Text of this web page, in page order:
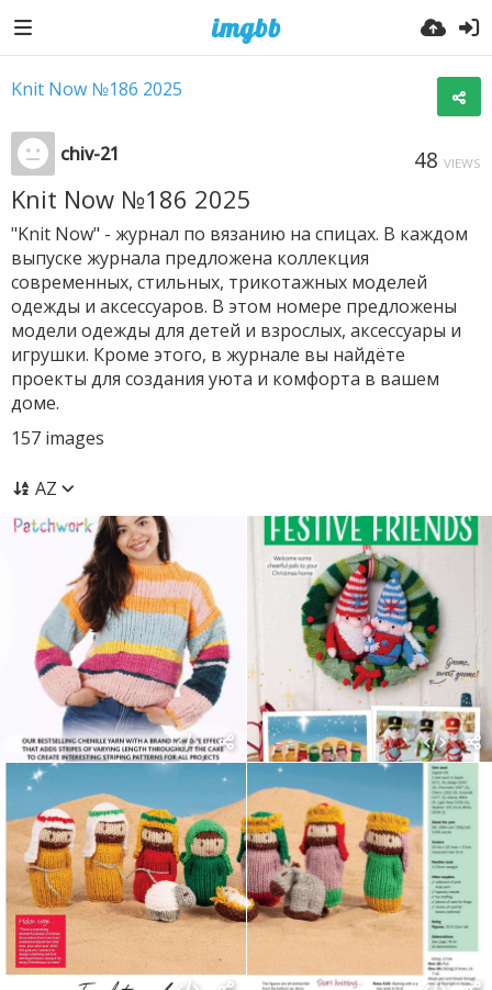
Knit Now №186 2025
chiv-21 48 VIEWS
Knit Now №186 2025
"Knit Now" - журнал по вязанию на спицах. В каждом
выпуске журнала предложена коллекция
современных, стильных, трикотажных моделей
одежды и аксессуаров. В этом номере предложены
модели одежды для детей и взрослых, аксессуары и
игрушки. Кроме этого, в журнале вы найдёте
проекты для создания уюта и комфорта в вашем
доме.
157 images
AZ